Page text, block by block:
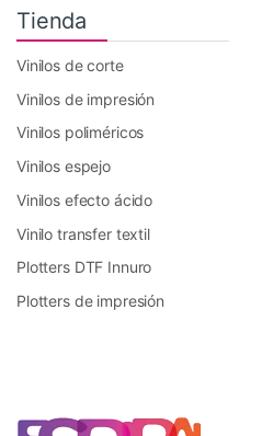
Tienda
Vinilos de corte
Vinilos de impresión
Vinilos poliméricos
Vinilos espejo
Vinilos efecto ácido
Vinilo transfer textil
Plotters DTF Innuro
Plotters de impresión